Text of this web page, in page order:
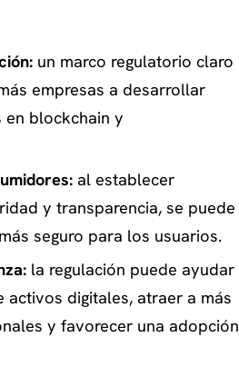
un marco regulatorio claro
empresas a desarrollar
en blockchain y
al establecer
y transparencia, se puede
seguro para los usuarios.
la regulación puede ayudar
activos digitales, atraer a más
y favorecer una adopción